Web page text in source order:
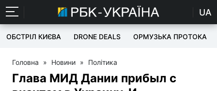
UA
ОБСТРІЛ КИЄВА DRONE DEALS ОРМУЗЬКА ПРОТОКА
Головна » Новини » Політика
Глава МИД Дании прибыл с